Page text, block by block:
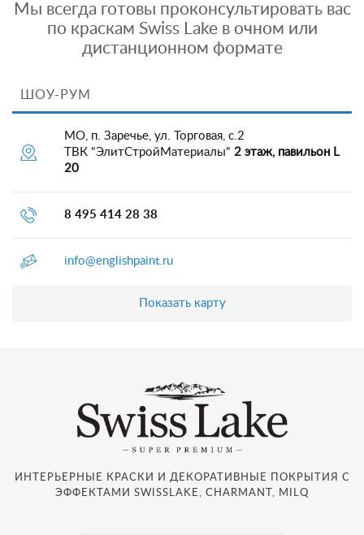
Мы всегда готовы проконсультировать вас
по краскам Swiss Lake в очном или
дистанционном формате
ШОУ-РУМ
МО, п. Заречье, ул. Торговая, с.2
ТВК "ЭлитСтройМатериалы" 2 этаж, павильон L
20
8 495 414 28 38
info@englishpaint.ru
Показать карту
ИНТЕРЬЕРНЫЕ КРАСКИ И ДЕКОРАТИВНЫЕ ПОКРЫТИЯ С
ЭФФЕКТАМИ SWISSLAKE, CHARMANT, MILQ